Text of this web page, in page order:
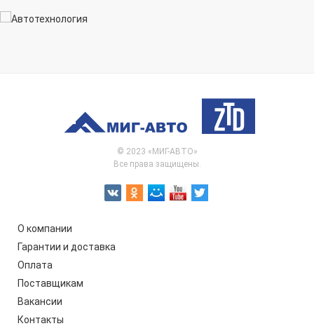
© 2023 «МИГ-АВТО»
Все права защищены.
О компании
Гарантии и доставка
Оплата
Поставщикам
Вакансии
Контакты